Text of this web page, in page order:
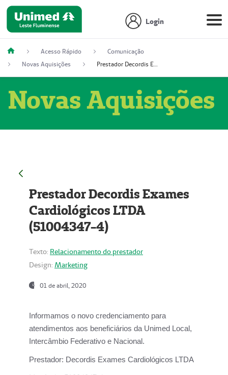
Login
Acesso Rápido
Comunicação
Novas Aquisições
Prestador Decordis Exames Cardiológicos LTDA (51004347-4)
Novas Aquisições
Prestador Decordis Exames
Cardiológicos LTDA
(51004347-4)
Texto: Relacionamento do prestador
Design: Marketing
01 de abril, 2020
Informamos o novo credenciamento para
atendimentos aos beneficiários da Unimed Local,
Intercâmbio Federativo e Nacional.
Prestador: Decordis Exames Cardiológicos LTDA